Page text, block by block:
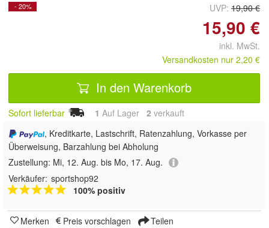
- 20% UVP: 19,90 €
15,90 €
inkl. MwSt.
Versandkosten nur 2,20 €
In den Warenkorb
Sofort lieferbar 1 Auf Lager 2 verkauft
, Kreditkarte, Lastschrift, Ratenzahlung, Vorkasse per
Überweisung, Barzahlung bei Abholung
Zustellung: Mi, 12. Aug. bis Mo, 17. Aug.
Verkäufer: sportshop92
100% positiv
Merken Preis vorschlagen Teilen